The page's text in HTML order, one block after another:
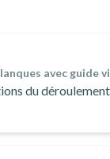
avec guide
du